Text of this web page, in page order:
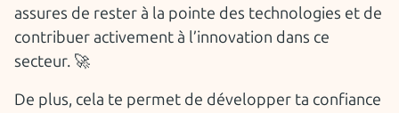
assures de rester à la pointe des technologies et de
contribuer activement à l’innovation dans ce
secteur. 🚀
De plus, cela te permet de développer ta confiance